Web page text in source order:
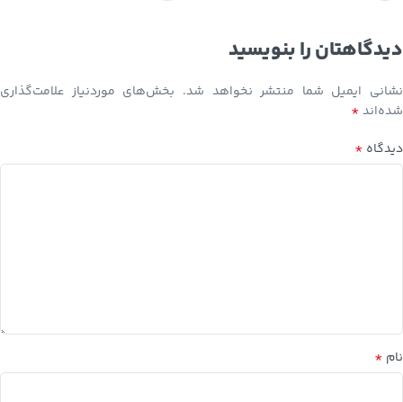
دیدگاهتان را بنویسید
نشانی ایمیل شما منتشر نخواهد شد. بخش‌های موردنیاز علامت‌گذاری
شده‌اند*
دیدگاه *
نام *